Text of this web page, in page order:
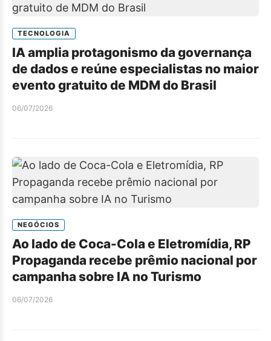
TECNOLOGIA
IA amplia protagonismo da governança
de dados e reúne especialistas no maior
evento gratuito de MDM do Brasil
06/07/2026
NEGÓCIOS
Ao lado de Coca-Cola e Eletromídia, RP
Propaganda recebe prêmio nacional por
campanha sobre IA no Turismo
06/07/2026